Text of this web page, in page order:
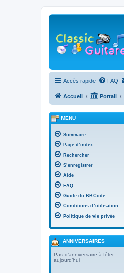
Accès rapide FAQ
Accueil Portail
MENU
Sommaire
Page d’index
Rechercher
S’enregistrer
Aide
FAQ
Guide du BBCode
Conditions d’utilisation
Politique de vie privée
ANNIVERSAIRES
Pas d’anniversaire à fêter
aujourd’hui